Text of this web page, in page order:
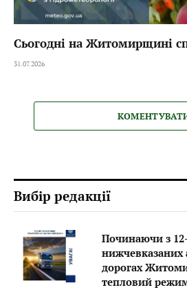
Сьогодні на Житомирщині
31.07.2026
Вибір редакції
Починаючи з
нижчевказаних
дорогах
тепловий